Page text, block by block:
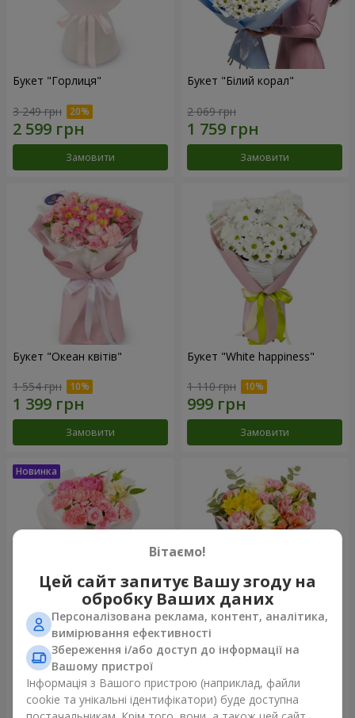
Букет "Горлиця"
3 249 грн
Замовити
Букет "Білий корал"
2 069 грн
Замовити
Букет "Океан квітів"
1 554 грн
Замовити
Букет "White happiness"
1 110 грн
Замовити
Букет "Рожевий зефір"
1 528 грн
Замовити
Букет "Дзінтарс"
Замовити
Вітаємо!
Цей сайт запитує Вашу згоду на
обробку Ваших даних
Персоналізована реклама, контент, аналітика,
вимірювання ефективності
Збереження і/або доступ до інформації на
Вашому пристрої
Інформація з Вашого пристрою (наприклад, файли
cookie та унікальні ідентифікатори) буде доступна